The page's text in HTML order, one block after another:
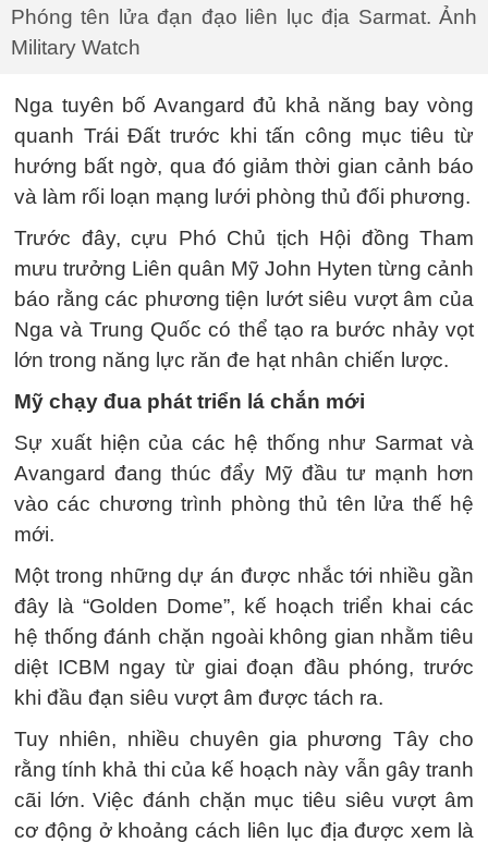
Phóng tên lửa đạn đạo liên lục địa Sarmat. Ảnh
Military Watch
Nga tuyên bố Avangard đủ khả năng bay vòng
quanh Trái Đất trước khi tấn công mục tiêu từ
hướng bất ngờ, qua đó giảm thời gian cảnh báo
và làm rối loạn mạng lưới phòng thủ đối phương.
Trước đây, cựu Phó Chủ tịch Hội đồng Tham
mưu trưởng Liên quân Mỹ John Hyten từng cảnh
báo rằng các phương tiện lướt siêu vượt âm của
Nga và Trung Quốc có thể tạo ra bước nhảy vọt
lớn trong năng lực răn đe hạt nhân chiến lược.
Mỹ chạy đua phát triển lá chắn mới
Sự xuất hiện của các hệ thống như Sarmat và
Avangard đang thúc đẩy Mỹ đầu tư mạnh hơn
vào các chương trình phòng thủ tên lửa thế hệ
mới.
Một trong những dự án được nhắc tới nhiều gần
đây là “Golden Dome”, kế hoạch triển khai các
hệ thống đánh chặn ngoài không gian nhằm tiêu
diệt ICBM ngay từ giai đoạn đầu phóng, trước
khi đầu đạn siêu vượt âm được tách ra.
Tuy nhiên, nhiều chuyên gia phương Tây cho
rằng tính khả thi của kế hoạch này vẫn gây tranh
cãi lớn. Việc đánh chặn mục tiêu siêu vượt âm
cơ động ở khoảng cách liên lục địa được xem là